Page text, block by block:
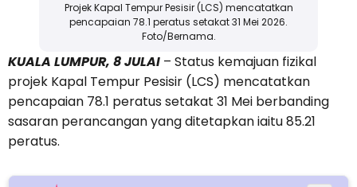
Projek Kapal Tempur Pesisir (LCS) mencatatkan
pencapaian 78.1 peratus setakat 31 Mei 2026.
Foto/Bernama.
KUALA LUMPUR, 8 JULAI – Status kemajuan fizikal
projek Kapal Tempur Pesisir (LCS) mencatatkan
pencapaian 78.1 peratus setakat 31 Mei berbanding
sasaran perancangan yang ditetapkan iaitu 85.21
peratus.